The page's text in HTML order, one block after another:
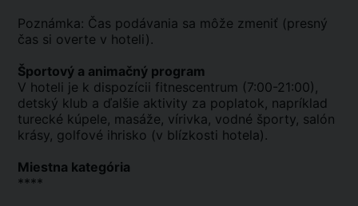
Poznámka: Čas podávania sa môže zmeniť (presný
čas si overte v hoteli).
Športový a animačný program
V hoteli je k dispozícii fitnescentrum (7:00-21:00),
detský klub a ďalšie aktivity za poplatok, napríklad
turecké kúpele, masáže, vírivka, vodné športy, salón
krásy, golfové ihrisko (v blízkosti hotela).
Miestna kategória
****